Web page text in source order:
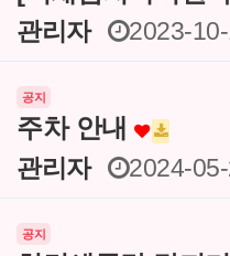
관리자
2023-
공지
주차 안내
관리자
2024-
공지